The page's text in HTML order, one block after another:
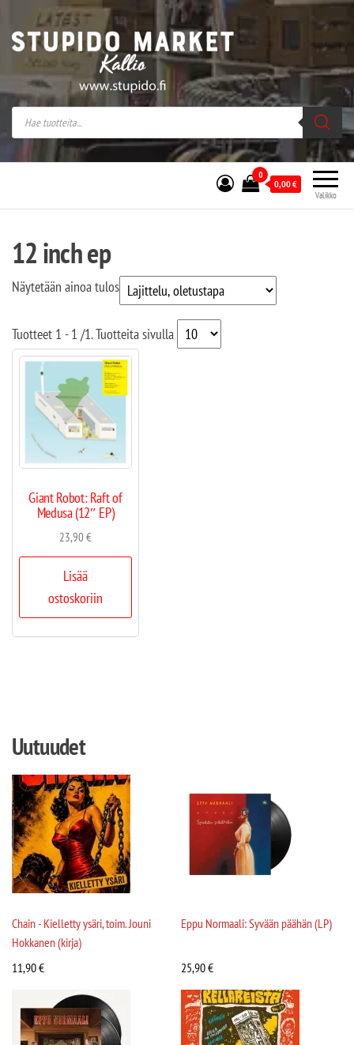
Stupido Market – verkossa ja kivijalassa
Stupido Market on vaihtoehtomusaan
erikoistunut verkko- sekä
kivijalkakauppa Helsingissä Kallion
sydämessä.
Valikko
0
0,00€
12 inch ep
Näytetään ainoa tulos
Tuotteet 1 - 1 /1. Tuotteita sivulla
Giant Robot: Raft of
Medusa (12″ EP)
23,90€
Lisää
ostoskoriin
Uutuudet
Chain - Kielletty ysäri, toim. Jouni
Hokkanen (kirja)
11,90€
Eppu Normaali: Syvään päähän (LP)
25,90€